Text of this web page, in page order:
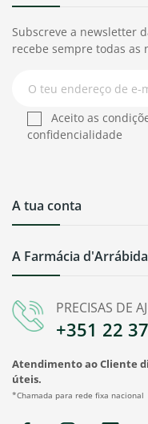
PRECISAS DE
+351 22
Atendimento ao Cliente
úteis.
*Chamada para rede fixa nacional
A Farmácia d'Arrábida
A tua conta
Subscreve a newsletter
recebe sempre todas as
Aceito as
confidencialidade